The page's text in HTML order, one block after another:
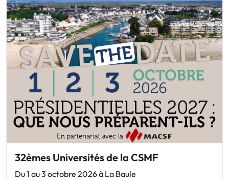
32èmes Universités de la CSMF
Du 1 au 3 octobre 2026 à La Baule